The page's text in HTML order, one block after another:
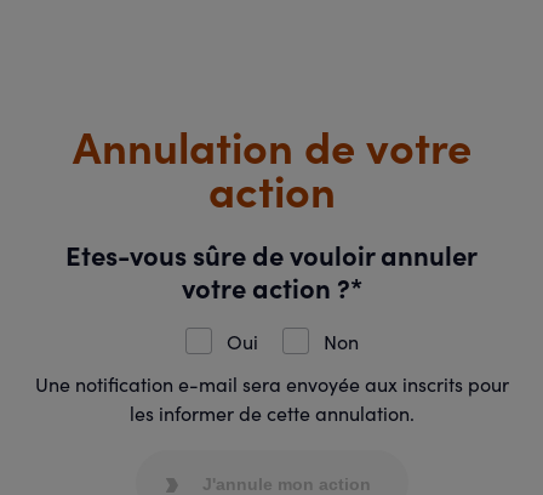
Annulation de votre
action
Etes-vous sûre de vouloir annuler
votre action ?*
Oui
Non
Une notification e-mail sera envoyée aux inscrits pour
les informer de cette annulation.
J'annule mon action